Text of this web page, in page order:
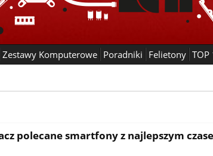
Zestawy Komputerowe Poradniki Felietony TOP
polecane smartfony z najlepszym